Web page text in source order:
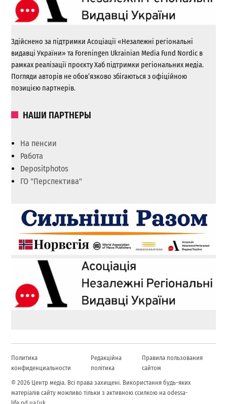
Здійснено за підтримки Асоціації «Незалежні регіональні
видавці України» та Foreningen Ukrainian Media Fund Nordic в
рамках реалізації проєкту Хаб підтримки регіональних медіа.
Погляди авторів не обов’язково збігаються з офіційною
позицією партнерів.
НАШИ ПАРТНЕРЫ
На пенсии
Работа
Depositphotos
ГО "Перспектива"
Политика
конфиденциальности
Редакційна
політика
Правила пользования
сайтом
© 2026 Центр медіа. Всі права захищені. Використання будь-яких
матеріалів сайту можливо тільки з активною ссилкою на odessa-